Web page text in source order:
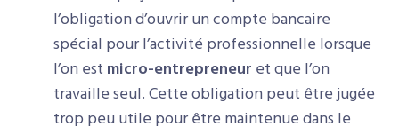
l’obligation d’ouvrir un compte bancaire
spécial pour l’activité professionnelle lorsque
l’on est micro-entrepreneur et que l’on
travaille seul. Cette obligation peut être jugée
trop peu utile pour être maintenue dans le